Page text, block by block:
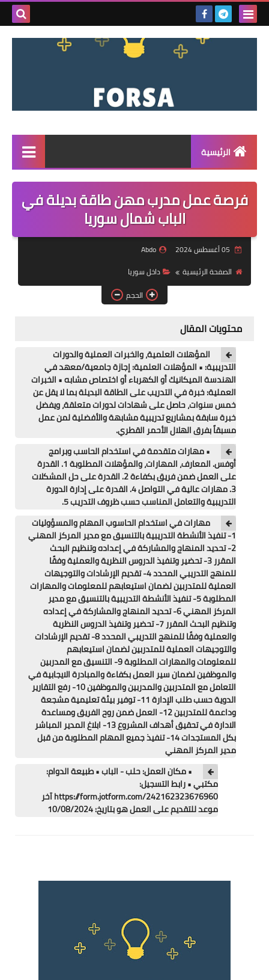
بحث
الرئيسية
القائمة
مناقصات
فرص عمل داخل سوريا
فرص عمل في العراق
فرص عمل في اليمن
دورات تدريبية
فرصة عمل مدرب مهن طاقة بديلة في
الباب شمال سوريا
Abdo
الصفحة الرئيسية
داخل سوريا
الحجم
محتويات المقال
المؤهلات العلمية، والخبرات العملية والدورات
التدريبية: • المؤهلات العلمية: إجازة جامعية/معهد في
الهندسة الميكانيك أو الكهرباء أو اختصاص مشابه • الخبرات
العملية: خبرة في التدريب على الطاقة البديلة بما لا يقل عن
خمس سنوات، حاصل على شهادات لدورات متعلقة، ويفضل
خبرة سابقة بمشاريع تدريبية مشابهة والأفضلية لمن عمل
مسبقاً بفرق الهلال الأحمر القطري.
• مهارات متقدمة في استخدام الحاسب وبرامج
أوفس. المعارف، المهارات، والمؤهلات المطلوبة 1. القدرة
على العمل ضمن فريق بكفاءة 2. القدرة على حل المشكلات
3. مهارات عالية في التواصل 4. القدرة على إدارة الدورة
التدريبية والتعامل المناسب حسب ظروف التدريب 5.
مهارات في استخدام الحاسوب المهام والمسؤوليات
1- تنفيذ الأنشطة التدريبية بالتنسيق مع مدير المركز المهني
2- تحديد المنهاج والمشاركة في إعداده وتنظيم البحث
المقرر 3- تحضير وتنفيذ الدروس النظرية والعملية وفقًا
للمنهج التدريبي المحدد 4- تقديم الإرشادات والتوجيهات
العملية للمتدربين لضمان استيعابهم للمعلومات والمهارات
المطلوبة 5- تنفيذ الأنشطة التدريبية بالتنسيق مع مدير
المركز المهني 6- تحديد المنهاج والمشاركة في إعداده
وتنظيم البحث المقرر 7- تحضير وتنفيذ الدروس النظرية
والعملية وفقًا للمنهج التدريبي المحدد 8- تقديم الإرشادات
والتوجيهات العملية للمتدربين لضمان استيعابهم
للمعلومات والمهارات المطلوبة 9- التنسيق مع المدربين
والموظفين لضمان سير العمل بكفاءة والمبادرة الايجابية في
التعامل مع المتدربين والمدربين والموظفين 10- رفع التقارير
الدوية حسب طلب الإدارة 11- توفير بيئة تعليمية مشجعة
وداعمة للمتدربين 12- العمل ضمن روح الفريق ومساعدة
الادارة في تحقيق أهداف المشروع 13- ابلاغ المدير المباشر
بكل المستجدات 14- تنفيذ جميع المهام المطلوبة من قبل
مدير المركز المهني
• مكان العمل: حلب - الباب • طبيعة الدوام:
مكتبي • رابط التسجيل:
https://form.jotform.com/242162323676960 آخر
موعد للتقديم على العمل هو بتاريخ: 10/08/2024